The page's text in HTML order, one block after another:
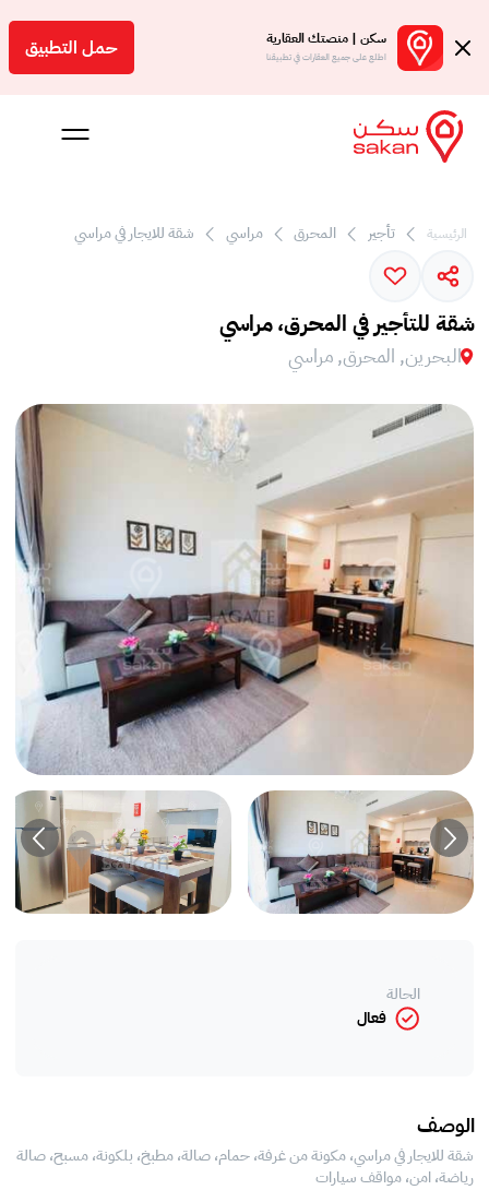
سكن | منصتك العقارية
اطلع على جميع العقارات في تطبيقنا حمل التطبيق
الرئيسية تأجير المحرق مراسي شقة للايجار في مراسي
شقة للتأجير في المحرق، مراسي
البحرين, المحرق, مراسي
الحالة
فعال
الوصف
شقة للايجار في مراسي، مكونة من غرفة، حمام، صالة، مطبخ، بلكونة، مسبح، صالة
رياضة، امن، مواقف سيارات